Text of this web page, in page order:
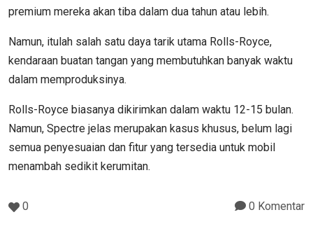
premium mereka akan tiba dalam dua tahun atau lebih.
Namun, itulah salah satu daya tarik utama Rolls-Royce,
kendaraan buatan tangan yang membutuhkan banyak waktu
dalam memproduksinya.
Rolls-Royce biasanya dikirimkan dalam waktu 12-15 bulan.
Namun, Spectre jelas merupakan kasus khusus, belum lagi
semua penyesuaian dan fitur yang tersedia untuk mobil
menambah sedikit kerumitan.
0 0 Komentar